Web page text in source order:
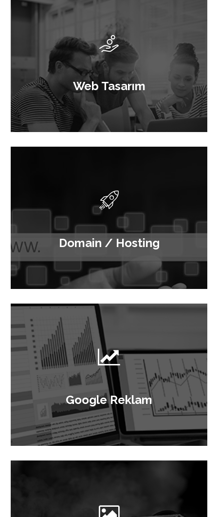
Web Tasarım
Domain / Hosting
Google Reklam